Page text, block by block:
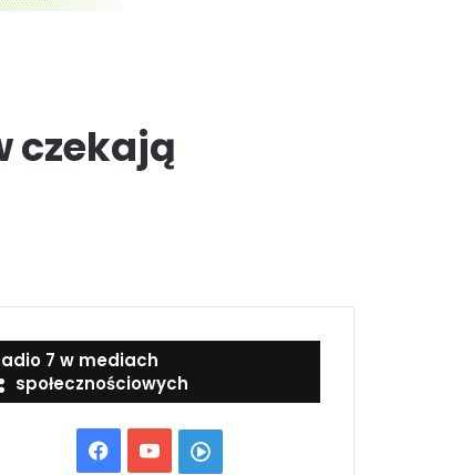
czekają
7 w mediach
społecznościowych
Facebook
YouTubeWłącz